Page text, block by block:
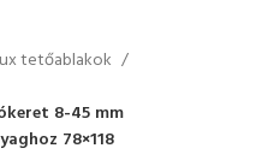
tetőablakok
8-45 mm
78×118